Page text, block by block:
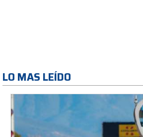
LO MAS LEÍDO